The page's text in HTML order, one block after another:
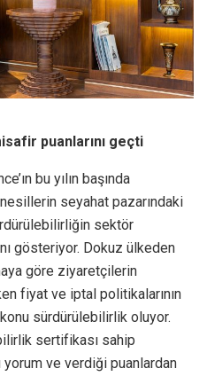
puanlarını geçti
bu yılın başında
seyahat pazarındaki
sektör
gösteriyor. Dokuz ülkeden
göre ziyaretçilerin
fiyat ve iptal politikalarının
sürdürülebilirlik oluyor.
sertifikası sahip
yorum ve verdiği puanlardan